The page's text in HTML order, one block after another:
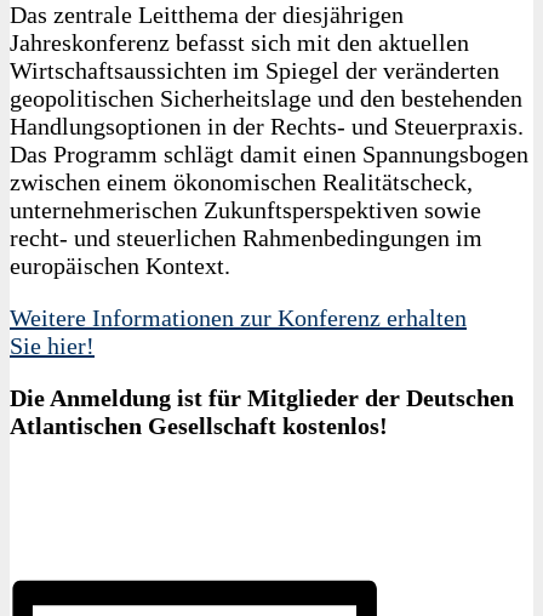
Das zentrale Leitthema der diesjährigen
Jahreskonferenz befasst sich mit den aktuellen
Wirtschaftsaussichten im Spiegel der veränderten
geopolitischen Sicherheitslage und den bestehenden
Handlungsoptionen in der Rechts- und Steuerpraxis.
Das Programm schlägt damit einen Spannungsbogen
zwischen einem ökonomischen Realitätscheck,
unternehmerischen Zukunftsperspektiven sowie
recht- und steuerlichen Rahmenbedingungen im
europäischen Kontext.
Weitere Informationen zur Konferenz erhalten
Sie hier!
Die Anmeldung ist für Mitglieder der Deutschen
Atlantischen Gesellschaft kostenlos!